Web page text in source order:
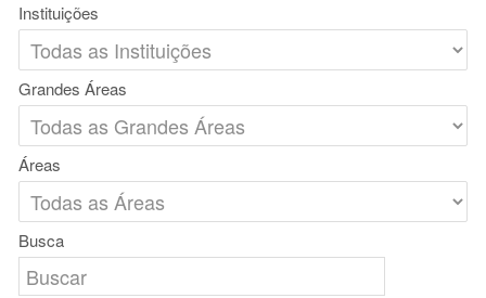
Instituições
Grandes Áreas
Áreas
Busca